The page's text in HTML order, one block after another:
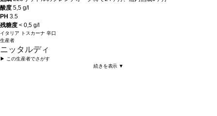
酸度5,5 g/l
PH 3.5
残糖度< 0,5g/l
イタリア トスカーナ 辛口
生産者
ニッタルディ
▶︎ この生産者でさがす
続きを表示 ▼